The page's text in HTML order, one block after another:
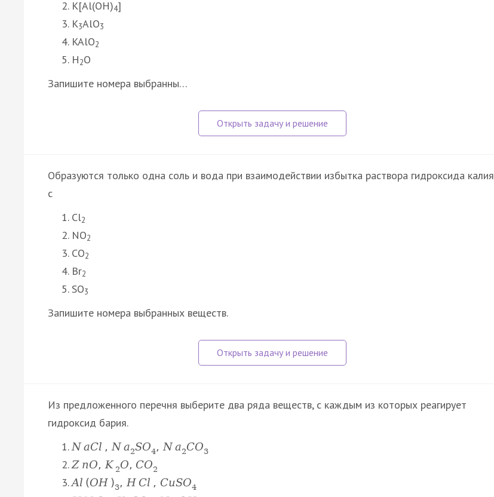
K[Al(OH)4]
K3AlO3
KAlO2
H2O
Запишите номера выбранны…
Образуются только одна соль и вода при взаимодействии избытка раствора гидроксида калия
с
Cl2
NO2
CO2
Br2
SO3
Запишите номера выбранных веществ.
Из предложенного перечня выберите два ряда веществ, с каждым из которых реагирует
гидроксид бария.
NaCl , Na2SO4, N a2CO3
Z nO, K 2O, CO2
Al (OH )3, H Cl , CuSO4